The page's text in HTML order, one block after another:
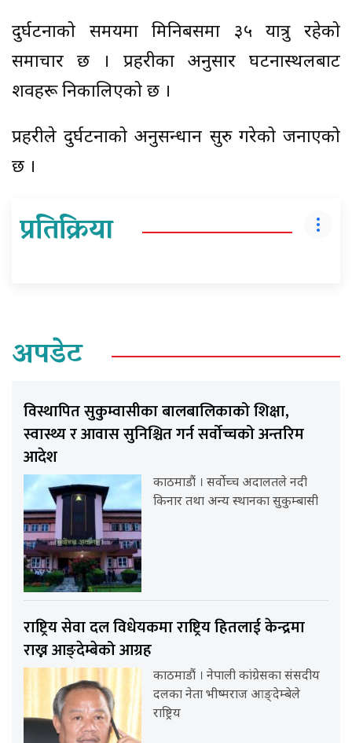
दुर्घटनाको समयमा मिनिबसमा ३५ यात्रु रहेको
समाचार छ । प्रहरीका अनुसार घटनास्थलबाट
शवहरू निकालिएको छ ।
प्रहरीले दुर्घटनाको अनुसन्धान सुरु गरेको जनाएको
छ ।
प्रतिक्रिया
अपडेट
विस्थापित सुकुम्वासीका बालबालिकाको शिक्षा,
स्वास्थ्य र आवास सुनिश्चित गर्न सर्वोच्चको अन्तरिम
आदेश
काठमाडौं । सर्वोच्च अदालतले नदी
किनार तथा अन्य स्थानका सुकुम्बासी
राष्ट्रिय सेवा दल विधेयकमा राष्ट्रिय हितलाई केन्द्रमा
राख्न आङ्देम्बेको आग्रह
काठमाडौं । नेपाली कांग्रेसका संसदीय
दलका नेता भीष्मराज आङ्देम्बेले
राष्ट्रिय